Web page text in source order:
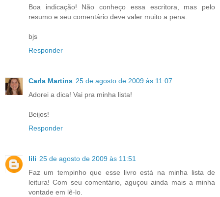
Boa indicação! Não conheço essa escritora, mas pelo
resumo e seu comentário deve valer muito a pena.
bjs
Responder
Carla Martins 25 de agosto de 2009 às 11:07
Adorei a dica! Vai pra minha lista!
Beijos!
Responder
lili 25 de agosto de 2009 às 11:51
Faz um tempinho que esse livro está na minha lista de
leitura! Com seu comentário, aguçou ainda mais a minha
vontade em lê-lo.